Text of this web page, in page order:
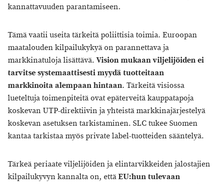
kannattavuuden parantamiseen.
Tämä vaatii useita tärkeitä poliittisia toimia. Euroopan
maatalouden kilpailukykyä on parannettava ja
markkinatuloja lisättävä. Vision mukaan viljelijöiden ei
tarvitse systemaattisesti myydä tuotteitaan
markkinoita alempaan hintaan. Tärkeitä visiossa
lueteltuja toimenpiteitä ovat epäterveitä kauppatapoja
koskevan UTP-direktiivin ja yhteistä markkinajärjestelyä
koskevan asetuksen tarkistaminen. SLC tukee Suomen
kantaa tarkistaa myös private label-tuotteiden sääntelyä.
Tärkeä periaate viljelijöiden ja elintarvikkeiden jalostajien
kilpailukyvyn kannalta on, ettäEU:hun tulevaan